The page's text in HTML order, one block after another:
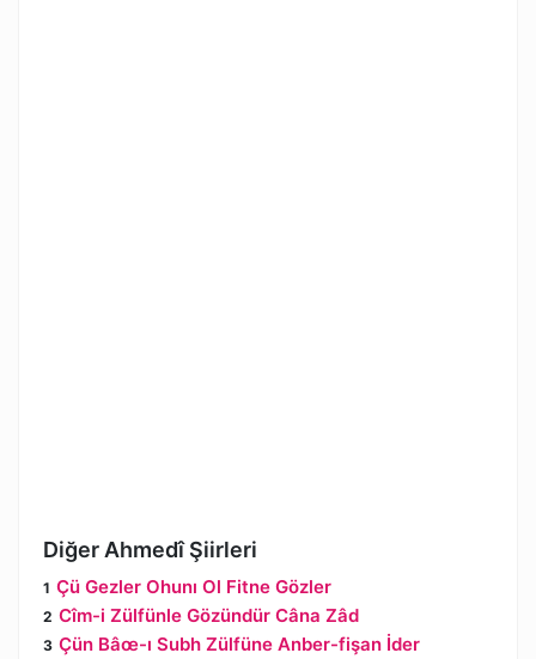
Diğer Ahmedî Şiirleri
Çü Gezler Ohunı Ol Fitne Gözler
Cîm-i Zülfünle Gözündür Câna Zâd
Çün Bâœ-ı Subh Zülfüne Anber-fişan İder